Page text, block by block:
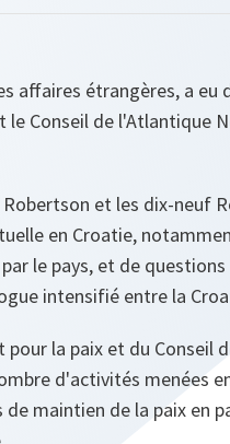
affaires étrangères, a eu
le Conseil de l'Atlantique
et les dix-neuf
en Croatie,
le pays, et de
intensifié entre la
la paix et du Conseil
d'activités menées
maintien de la paix en